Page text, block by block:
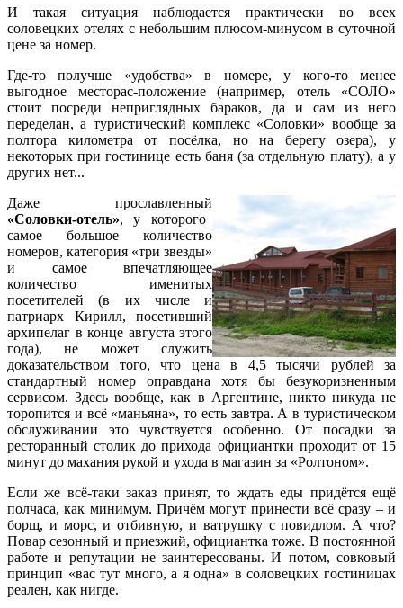
И такая ситуация наблюдается практически во всех
соловецких отелях с небольшим плюсом-минусом в суточной
цене за номер.
Где-то получше «удобства» в номере, у кого-то менее
выгодное месторас-положение (например, отель «СОЛО»
стоит посреди неприглядных бараков, да и сам из него
переделан, а туристический комплекс «Соловки» вообще за
полтора километра от посёлка, но на берегу озера), у
некоторых при гостинице есть баня (за отдельную плату), а у
других нет...
Даже прославленный
«Соловки-отель», у которого
самое большое количество
номеров, категория «три звезды»
и самое впечатляющее
количество именитых
посетителей (в их числе и
патриарх Кирилл, посетивший
архипелаг в конце августа этого
года), не может служить
доказательством того, что цена в 4,5 тысячи рублей за
стандартный номер оправдана хотя бы безукоризненным
сервисом. Здесь вообще, как в Аргентине, никто никуда не
торопится и всё «маньяна», то есть завтра. А в туристическом
обслуживании это чувствуется особенно. От посадки за
ресторанный столик до прихода официантки проходит от 15
минут до махания рукой и ухода в магазин за «Ролтоном».
Если же всё-таки заказ принят, то ждать еды придётся ещё
полчаса, как минимум. Причём могут принести всё сразу – и
борщ, и морс, и отбивную, и ватрушку с повидлом. А что?
Повар сезонный и приезжий, официантка тоже. В постоянной
работе и репутации не заинтересованы. И потом, совковый
принцип «вас тут много, а я одна» в соловецких гостиницах
реален, как нигде.